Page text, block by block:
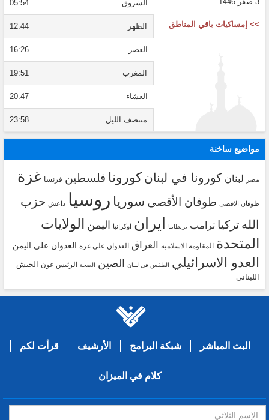
>> إمساكيات باقي المناطق
الشروق 05:54
الظهر 12:44
العصر 16:26
المغرب 19:51
العشاء 20:47
منتصف الليل 23:58
مواضيع ساخنة
مصر لبنان كورونا في لبنانكورونا فلسطين فرنسا غزة
طوفان الاقصى طوفان الأقصى سوريا روسيا داعش حزب
الله تركيا ترامب بريطانيا ايران اوكرانيا اليمن
الولايات
المتحدة
المقاومة الاسلامية العراق العدوان على غزة العدوان على اليمن
العدو الاسرائيلي الطقس في لبنان الصين الصحة الرئيس عون
الجيش
اللبناني
البث المباشر شبكة البرامج الأرشيف قرأت لكم
كلام في الميزان